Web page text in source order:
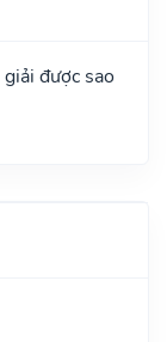
được sao